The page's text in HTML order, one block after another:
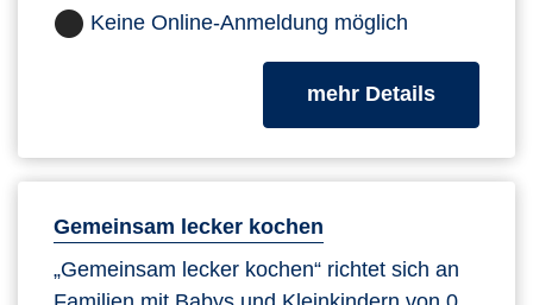
Keine Online-Anmeldung möglich
mehr Detailszum
Gemeinsam lecker kochen
„Gemeinsam lecker kochen“ richtet sich an